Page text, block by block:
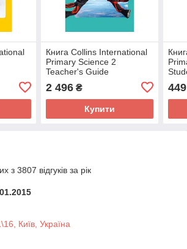
Книга Collins International
Primary Science 2
Teacher's Guide
(9780007586141) Collins
2 496₴
Купити
449
з 3807 відгуків за рік
Київ, Україна